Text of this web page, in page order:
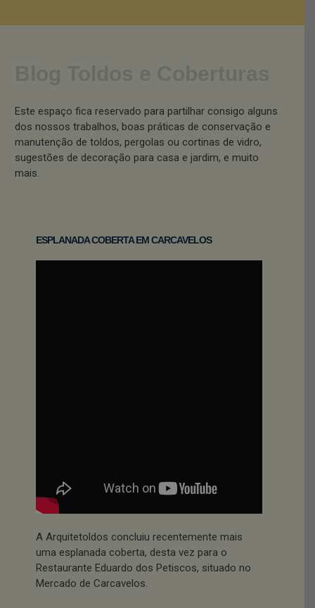
Este espaço fica reservado para partilhar consigo alguns
dos nossos trabalhos, boas práticas de conservação e
manutenção de toldos, pergolas ou cortinas de vidro,
sugestões de decoração para casa e jardim, e muito
mais.
ESPLANADA COBERTA EM CARCAVELOS
A Arquitetoldos concluiu recentemente mais
uma esplanada coberta, desta vez para o
Restaurante Eduardo dos Petiscos, situado no
Mercado de Carcavelos.